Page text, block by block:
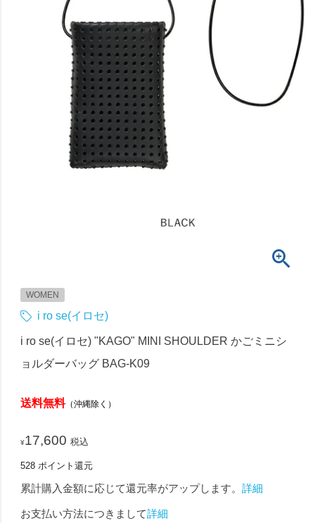
WOMEN
i ro se(イロセ)
i ro se(イロセ) "KAGO" MINI SHOULDER かごミニシ
ョルダーバッグ BAG-K09
送料無料（沖縄除く）
¥17,600 税込
528 ポイント還元
累計購入金額に応じて還元率がアップします。詳細
お支払い方法につきまして詳細